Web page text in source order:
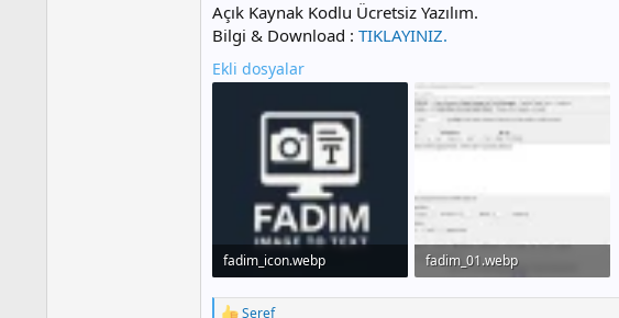
Açık Kaynak Kodlu Ücretsiz Yazılım.
Bilgi & Download : TIKLAYINIZ.
Ekli dosyalar
fadim_icon.webp
20.5 KB · Görüntüleme: 168
fadim_01.webp
47.4 KB · Görüntüleme: 67
Şeref